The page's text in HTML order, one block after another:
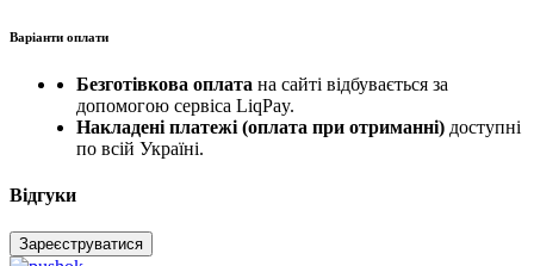
Варіанти оплати
Безготівкова оплата на сайті відбувається за
допомогою сервіса LiqPay.
Накладені платежі (оплата при отриманні) доступні
по всій Україні.
Відгуки
Зареєструватися